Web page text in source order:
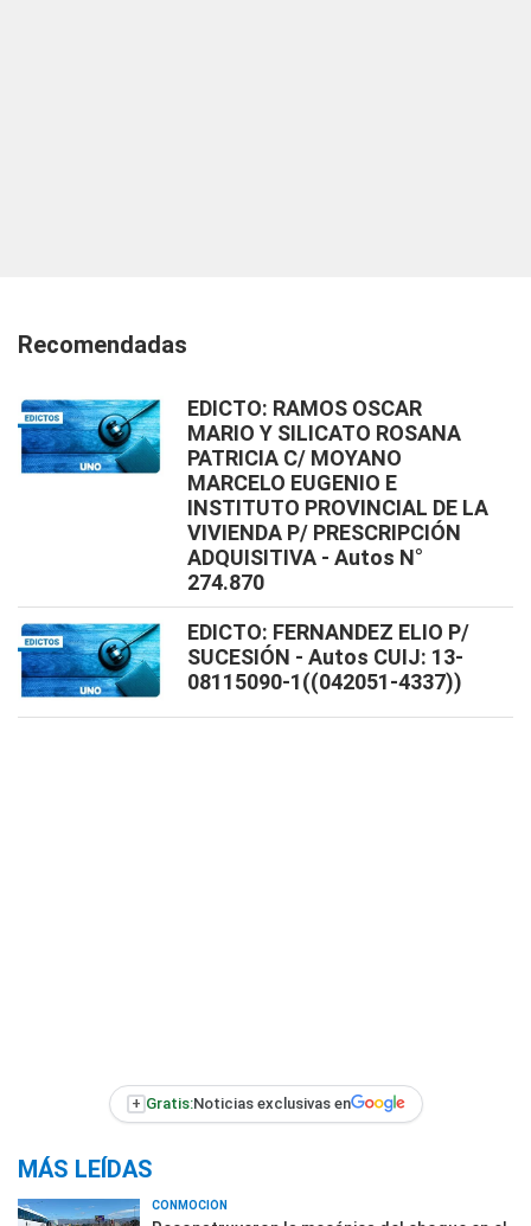
Recomendadas
EDICTO: RAMOS OSCAR
MARIO Y SILICATO ROSANA
PATRICIA C/ MOYANO
MARCELO EUGENIO E
INSTITUTO PROVINCIAL DE LA
VIVIENDA P/ PRESCRIPCIÓN
ADQUISITIVA - Autos N°
274.870
EDICTO: FERNANDEZ ELIO P/
SUCESIÓN - Autos CUIJ: 13-
08115090-1((042051-4337))
+ Gratis:Noticias exclusivas en
MÁS LEÍDAS
CONMOCIÓN